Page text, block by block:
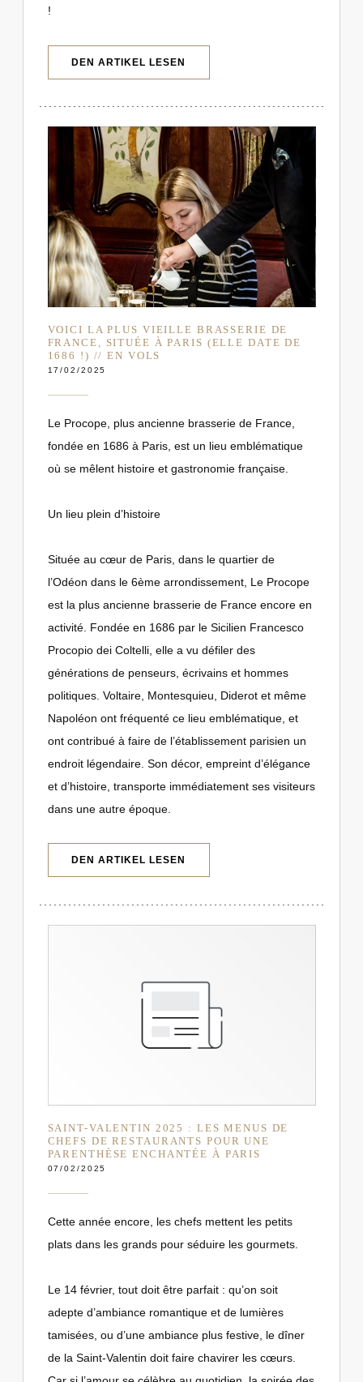
!
DEN ARTIKEL LESEN
VOICI LA PLUS VIEILLE BRASSERIE DE
FRANCE, SITUÉE À PARIS (ELLE DATE DE
1686 !) // EN VOLS
17/02/2025
Le Procope, plus ancienne brasserie de France,
fondée en 1686 à Paris, est un lieu emblématique
où se mêlent histoire et gastronomie française.
Un lieu plein d’histoire
Située au cœur de Paris, dans le quartier de
l’Odéon dans le 6ème arrondissement, Le Procope
est la plus ancienne brasserie de France encore en
activité. Fondée en 1686 par le Sicilien Francesco
Procopio dei Coltelli, elle a vu défiler des
générations de penseurs, écrivains et hommes
politiques. Voltaire, Montesquieu, Diderot et même
Napoléon ont fréquenté ce lieu emblématique, et
ont contribué à faire de l’établissement parisien un
endroit légendaire. Son décor, empreint d’élégance
et d’histoire, transporte immédiatement ses visiteurs
dans une autre époque.
DEN ARTIKEL LESEN
SAINT-VALENTIN 2025 : LES MENUS DE
CHEFS DE RESTAURANTS POUR UNE
PARENTHÈSE ENCHANTÉE À PARIS
07/02/2025
Cette année encore, les chefs mettent les petits
plats dans les grands pour séduire les gourmets.
Le 14 février, tout doit être parfait : qu’on soit
adepte d’ambiance romantique et de lumières
tamisées, ou d’une ambiance plus festive, le dîner
de la Saint-Valentin doit faire chavirer les cœurs.